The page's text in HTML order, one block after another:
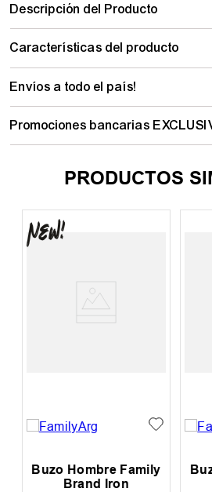
Descripción del Producto
Características del producto
Envíos a todo el país!
Promociones bancarias
PRODUCTOS
Buzo Hombre Family
Brand Iron